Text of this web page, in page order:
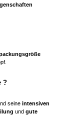
?
seine intensiven
und gute